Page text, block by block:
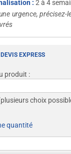
:2 à 4
urgence,
DEVIS EXPRESS
produit :
choix
quantité